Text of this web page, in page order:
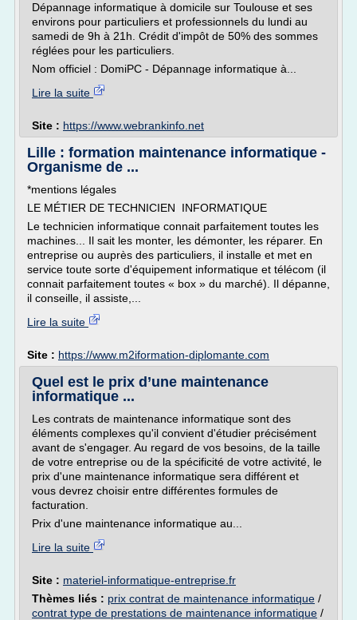
Dépannage informatique à domicile sur Toulouse et ses
environs pour particuliers et professionnels du lundi au
samedi de 9h à 21h. Crédit d'impôt de 50% des sommes
réglées pour les particuliers.
Nom officiel : DomiPC - Dépannage informatique à...
Lire la suite
Site : https://www.webrankinfo.net
Lille : formation maintenance informatique -
Organisme de ...
*mentions légales
LE MÉTIER DE TECHNICIEN INFORMATIQUE
Le technicien informatique connait parfaitement toutes les
machines... Il sait les monter, les démonter, les réparer. En
entreprise ou auprès des particuliers, il installe et met en
service toute sorte d'équipement informatique et télécom (il
connait parfaitement toutes « box » du marché). Il dépanne,
il conseille, il assiste,...
Lire la suite
Site : https://www.m2iformation-diplomante.com
Quel est le prix d’une maintenance
informatique ...
Les contrats de maintenance informatique sont des
éléments complexes qu'il convient d'étudier précisément
avant de s'engager. Au regard de vos besoins, de la taille
de votre entreprise ou de la spécificité de votre activité, le
prix d'une maintenance informatique sera différent et
vous devrez choisir entre différentes formules de
facturation.
Prix d'une maintenance informatique au...
Lire la suite
Site : materiel-informatique-entreprise.fr
Thèmes liés : prix contrat de maintenance informatique /
contrat type de prestations de maintenance informatique /